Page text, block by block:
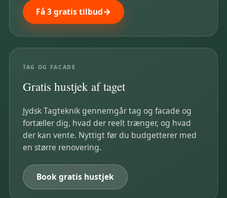
Få 3 gratis tilbud
TAG OG FACADE
Gratis hustjek af taget
Jydsk Tagteknik gennemgår tag og facade og
fortæller dig, hvad der reelt trænger, og hvad
der kan vente. Nyttigt før du budgetterer med
en større renovering.
Book gratis hustjek